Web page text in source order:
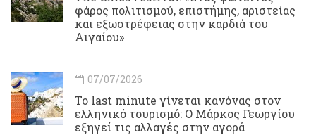
φάρος πολιτισμού, επιστήμης, αριστείας
και εξωστρέφειας στην καρδιά του
Αιγαίου»
07/07/2026
Το last minute γίνεται κανόνας στον
ελληνικό τουρισμό: Ο Μάρκος Γεωργίου
εξηγεί τις αλλαγές στην αγορά